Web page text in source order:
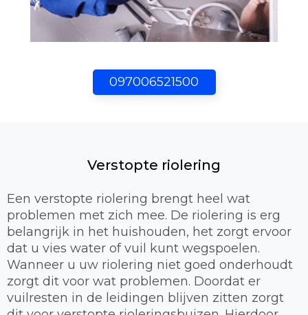
097006521500
Verstopte riolering
Een verstopte riolering brengt heel wat
problemen met zich mee. De riolering is erg
belangrijk in het huishouden, het zorgt ervoor
dat u vies water of vuil kunt wegspoelen.
Wanneer u uw riolering niet goed onderhoudt
zorgt dit voor wat problemen. Doordat er
vuilresten in de leidingen blijven zitten zorgt